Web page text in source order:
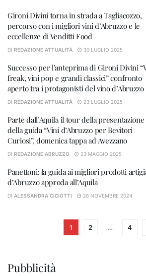
Gironi Divini torna in strada a Tagliacozzo,
percorso con i migliori vini d’Abruzzo e le
eccellenze di Venditti Food
DI REDAZIONE ATTUALITÀ 30 LUGLIO 2025
Successo per l’anteprima di Gironi Divini
freak, vini pop e grandi classici” confronto
aperto tra i protagonisti del vino d’Abruzzo
DI REDAZIONE ATTUALITÀ 23 LUGLIO 2025
Parte dall’Aquila il tour della presentazione
della guida “Vini d’Abruzzo per Bevitori
Curiosi”, domenica tappa ad Avezzano
DI REDAZIONE ABRUZZO 23 MAGGIO 2025
Panettoni: la guida ai migliori prodotti
d’Abruzzo approda all’Aquila
DI ALESSANDRA CICIOTTI 28 NOVEMBRE 2024
1 2 … 4
Pubblicità